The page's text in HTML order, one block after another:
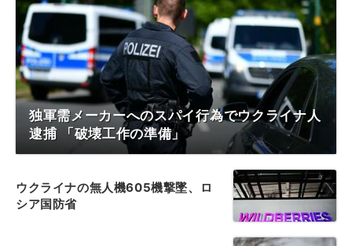
独軍需メーカーへのスパイ行為でウクライナ人
逮捕 「破壊工作の準備」
ウクライナの無人機605機撃墜、ロ
シア国防省